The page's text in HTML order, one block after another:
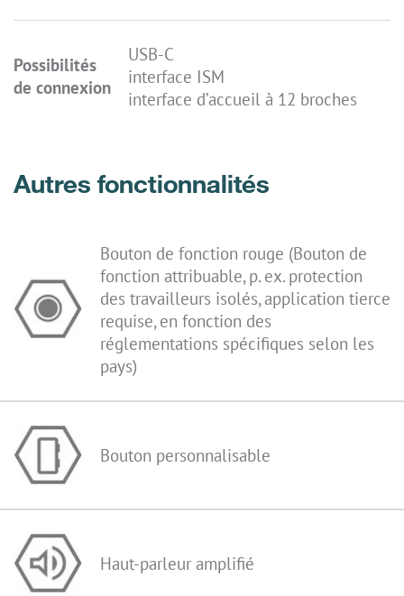
Possibilités
de connexion
USB-C
interface ISM
interface d’accueil à 12 broches
Autres fonctionnalités
Bouton de fonction rouge (Bouton de
fonction attribuable, p. ex. protection
des travailleurs isolés, application tierce
requise, en fonction des
réglementations spécifiques selon les
pays)
Bouton personnalisable
Haut-parleur amplifié